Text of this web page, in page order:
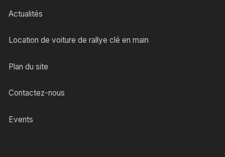
Actualités
Location de voiture de rallye clé en main
Plan du site
Contactez-nous
Events